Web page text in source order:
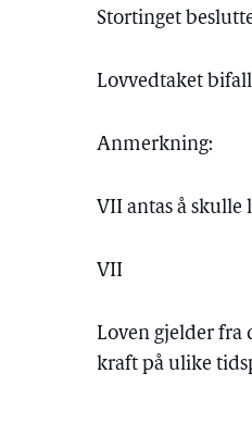
Stortinget
Lovvedtaket
Anmerkning:
VII antas å skulle
VII
Loven gjelder fra
kraft på ulike